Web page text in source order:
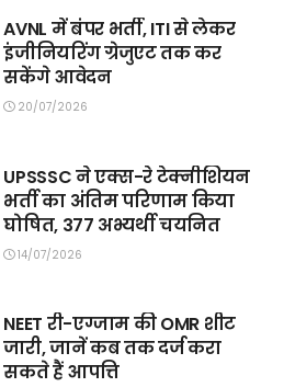
AVNL में बंपर भर्ती, ITI से लेकर
इंजीनियरिंग ग्रेजुएट तक कर
सकेंगे आवेदन
20/07/2026
UPSSSC ने एक्स-रे टेक्नीशियन
भर्ती का अंतिम परिणाम किया
घोषित, 377 अभ्यर्थी चयनित
14/07/2026
NEET री-एग्जाम की OMR शीट
जारी, जानें कब तक दर्ज करा
सकते हैं आपत्ति